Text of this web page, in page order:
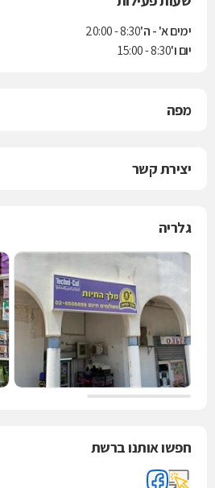
ימים א' - ה'8:30 - 20:00
יום ו'8:30 - 15:00
מפה
יצירת קשר
גלריה
חפשו אותנו ברשת